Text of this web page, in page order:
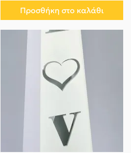
Προσθήκη στο καλάθι